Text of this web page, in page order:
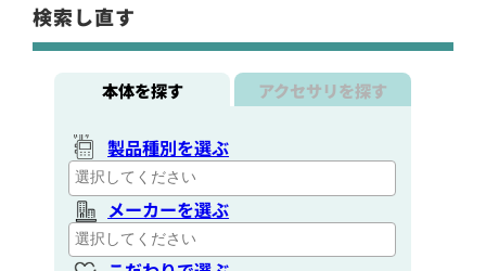
検索し直す
本体を探す アクセサリを探す
製品種別を選ぶ
メーカーを選ぶ